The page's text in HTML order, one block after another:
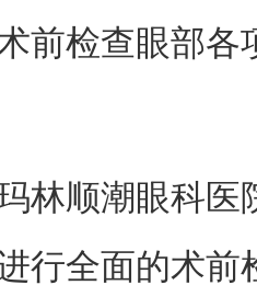
检查眼部各
顺潮眼科医
行全面的术